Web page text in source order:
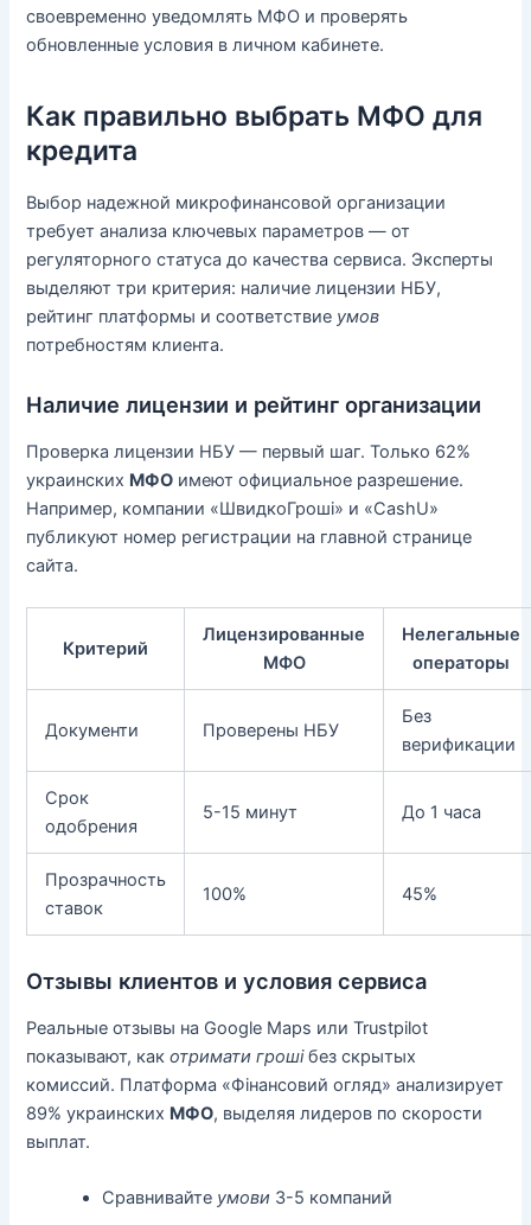
своевременно уведомлять МФО и проверять
обновленные условия в личном кабинете.
Как правильно выбрать МФО для
кредита
Выбор надежной микрофинансовой организации
требует анализа ключевых параметров — от
регуляторного статуса до качества сервиса. Эксперты
выделяют три критерия: наличие лицензии НБУ,
рейтинг платформы и соответствие умов
потребностям клиента.
Наличие лицензии и рейтинг организации
Проверка лицензии НБУ — первый шаг. Только 62%
украинских МФО имеют официальное разрешение.
Например, компании «ШвидкоГроші» и «CashU»
публикуют номер регистрации на главной странице
сайта.
Критерий
Лицензированные
МФО
Нелегальные
операторы
Документи Проверены НБУ
Без
верификации
Срок
одобрения
5-15 минут До 1 часа
Прозрачность
ставок
100% 45%
Отзывы клиентов и условия сервиса
Реальные отзывы на Google Maps или Trustpilot
показывают, какотримати грошібез скрытых
комиссий. Платформа «Фінансовий огляд» анализирует
89% украинских МФО, выделяя лидеров по скорости
выплат.
Сравнивайте умови 3-5 компаний